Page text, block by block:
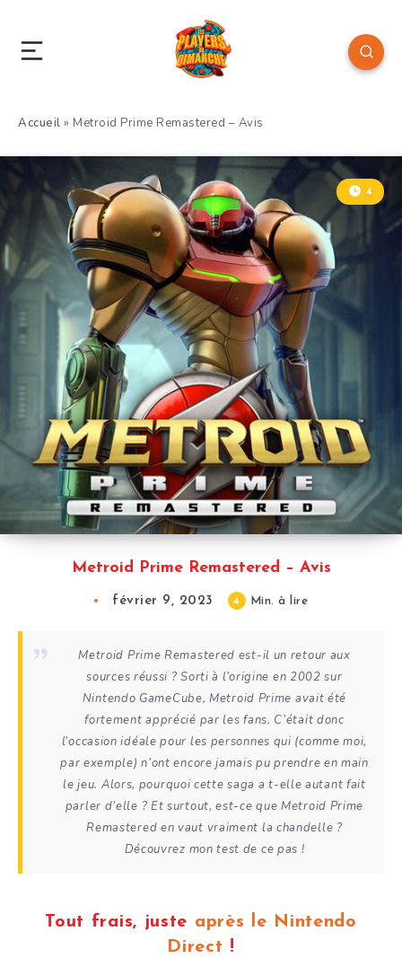
Accueil » Metroid Prime Remastered – Avis
Metroid Prime Remastered – Avis
4
février 9, 2023 4 Min. à lire
Metroid Prime Remastered est-il un retour aux
sources réussi ? Sorti à l’origine en 2002 sur
Nintendo GameCube, Metroid Prime avait été
fortement apprécié par les fans. C’était donc
l’occasion idéale pour les personnes qui (comme moi,
par exemple) n’ont encore jamais pu prendre en main
le jeu. Alors, pourquoi cette saga a t-elle autant fait
parler d’elle ? Et surtout, est-ce que Metroid Prime
Remastered en vaut vraiment la chandelle ?
Découvrez mon test de ce pas !
Tout frais, juste après le Nintendo
Direct !